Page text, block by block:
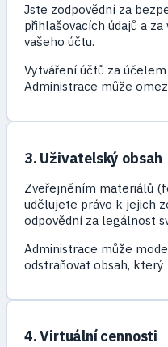
Jste zodpovědní za
přihlašovacích údajů a
vašeho účtu.
Vytváření účtů za
Administrace může
3. Uživatelský obsah
Zveřejněním materiálů
udělujete právo k jejich
odpovědní za legálnost
Administrace může
odstraňovat obsah, který
4. Virtuální cennosti